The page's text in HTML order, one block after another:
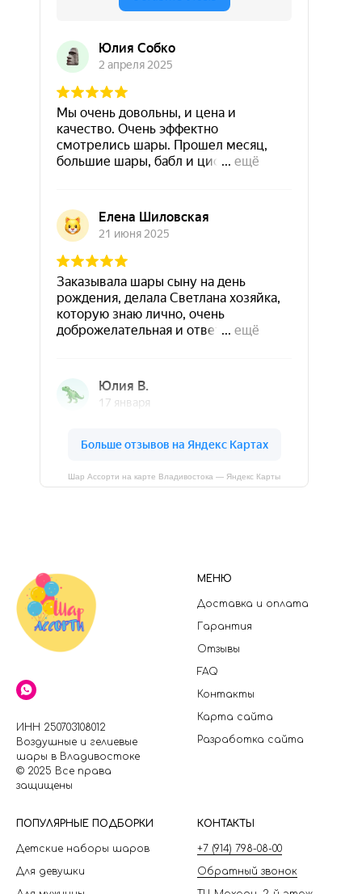
Шар Ассорти на карте Владивостока — Яндекс Карты
ИНН 250703108012
Воздушные и гелиевые
шары в Владивостоке
© 2025 Все права
защищены
МЕНЮ
Доставка и оплата
Гарантия
Отзывы
FAQ
Контакты
Карта сайта
Разработка сайта
ПОПУЛЯРНЫЕ ПОДБОРКИ
Детские наборы шаров
Для девушки
КОНТАКТЫ
+7 (914) 798-08-00
Обратный звонок